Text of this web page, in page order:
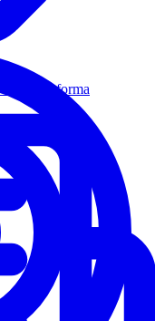
su plataforma